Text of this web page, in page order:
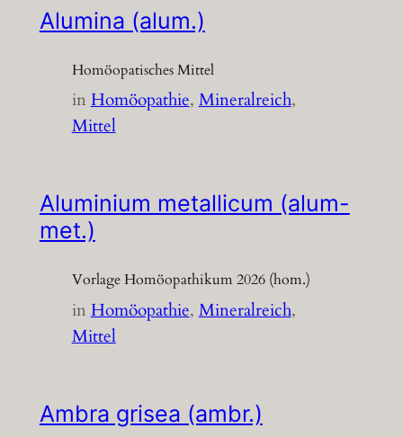
Alumina (alum.)
Homöopatisches Mittel
inHomöopathie, Mineralreich
Mittel
Aluminium metallicum (alum-
met.)
Vorlage Homöopathikum 2026 (hom.)
inHomöopathie, Mineralreich
Mittel
Ambra grisea (ambr.)